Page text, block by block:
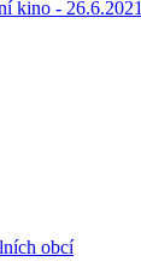
kino - 26.6.2021
obcí